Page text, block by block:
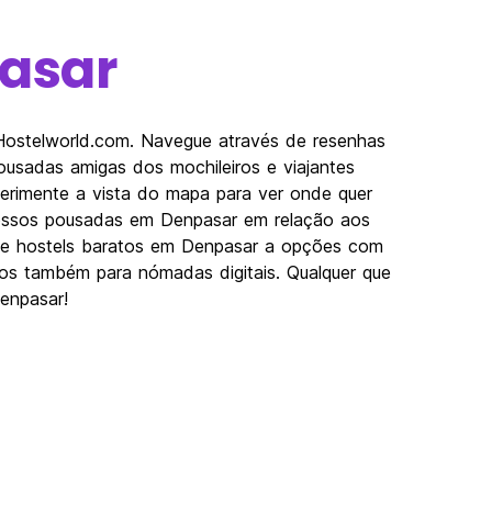
Navegue através de resenhas
amigas dos mochileiros e viajantes
a vista do mapa para ver onde quer
pousadas em Denpasar em relação aos
hostels baratos em Denpasar a opções com
também para nómadas digitais. Qualquer que